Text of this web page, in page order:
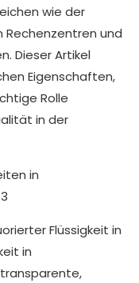
wie der
Rechenzentren und
Dieser Artikel
Eigenschaften,
Rolle
in der
Flüssigkeit in
in